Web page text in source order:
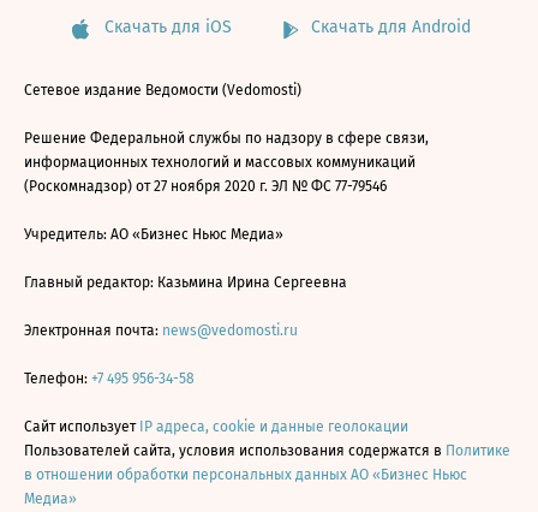
Скачать для iOS Скачать для Android
Сетевое издание Ведомости (Vedomosti)
Решение Федеральной службы по надзору в сфере связи,
информационных технологий и массовых коммуникаций
(Роскомнадзор) от 27 ноября 2020 г. ЭЛ № ФС 77-79546
Учредитель: АО «Бизнес Ньюс Медиа»
Главный редактор: Казьмина Ирина Сергеевна
Электронная почта: news@vedomosti.ru
Телефон: +7 495 956-34-58
Сайт использует IP адреса, cookie и данные геолокации
Пользователей сайта, условия использования содержатся в Политике
в отношении обработки персональных данных АО «Бизнес Ньюс
Медиа»